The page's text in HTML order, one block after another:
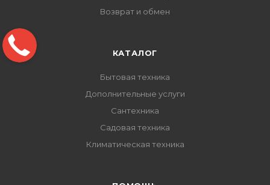
Возврат и обмен
КАТАЛОГ
Бытовая техника
Дополнительные услуги
Сантехника
Садовая техника
Климатическая техника